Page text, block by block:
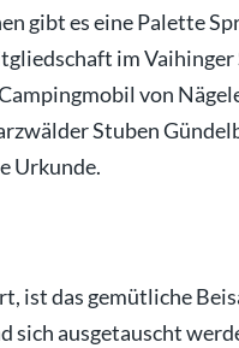
gibt es eine Palette
im
von
Stuben
Urkunde.
ist das gemütliche
sich ausgetauscht